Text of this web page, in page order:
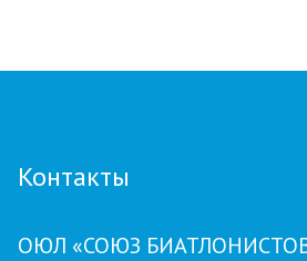
Контакты
ОЮЛ «СОЮЗ